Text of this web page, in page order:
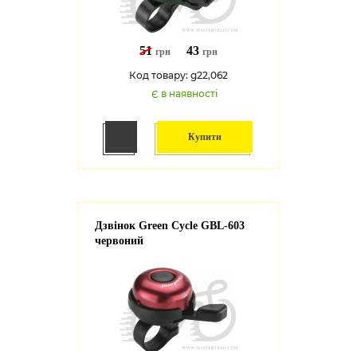
51 грн 43 грн
Код товару: g22,062
Є в наявності
Купити
Дзвінок Green Cycle GBL-603
червоний